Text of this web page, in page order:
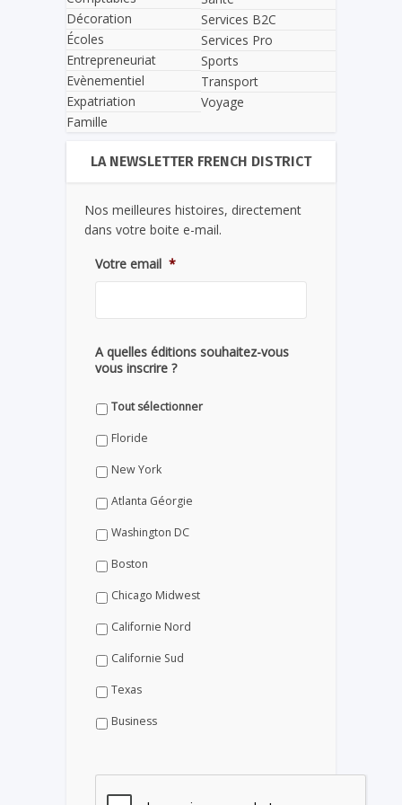
Décoration
Écoles
Entrepreneuriat
Evènementiel
Expatriation
Famille
Services B2C
Services Pro
Sports
Transport
Voyage
LA NEWSLETTER FRENCH DISTRICT
Nos meilleures histoires, directement
dans votre boite e-mail.
Votre email *
A quelles éditions souhaitez-vous
vous inscrire ?
Tout sélectionner
Floride
New York
Atlanta Géorgie
Washington DC
Boston
Chicago Midwest
Californie Nord
Californie Sud
Texas
Business